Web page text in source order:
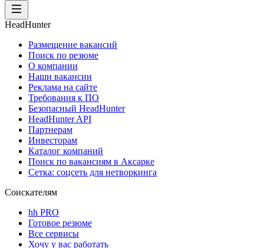
HeadHunter
Размещение вакансий
Поиск по резюме
О компании
Наши вакансии
Реклама на сайте
Требования к ПО
Безопасный HeadHunter
HeadHunter API
Партнерам
Инвесторам
Каталог компаний
Поиск по вакансиям в Аксарке
Сетка: соцсеть для нетворкинга
Соискателям
hh PRO
Готовое резюме
Все сервисы
Хочу у вас работать